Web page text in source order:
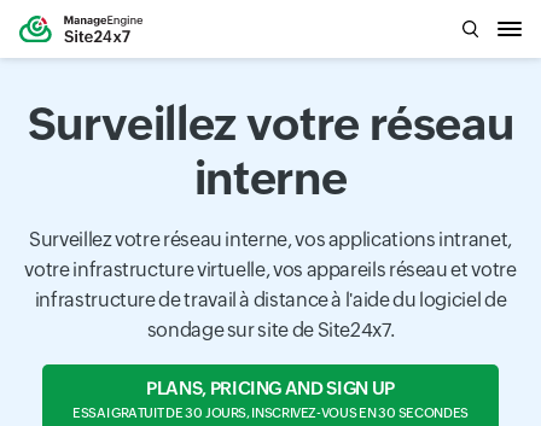
Surveillez votre réseau
interne
Surveillez votre réseau interne, vos applications intranet,
votre infrastructure virtuelle, vos appareils réseau et votre
infrastructure de travail à distance à l'aide du logiciel de
sondage sur site de Site24x7.
PLANS, PRICING AND SIGN UP
ESSAI GRATUIT DE 30 JOURS, INSCRIVEZ-VOUS EN 30 SECONDES